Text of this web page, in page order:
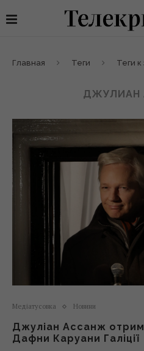
Главная Теги Теги
ДЖУЛИАН
Медіатусовка Новини
Джуліан Ассанж
Дафни Каруани Галіції